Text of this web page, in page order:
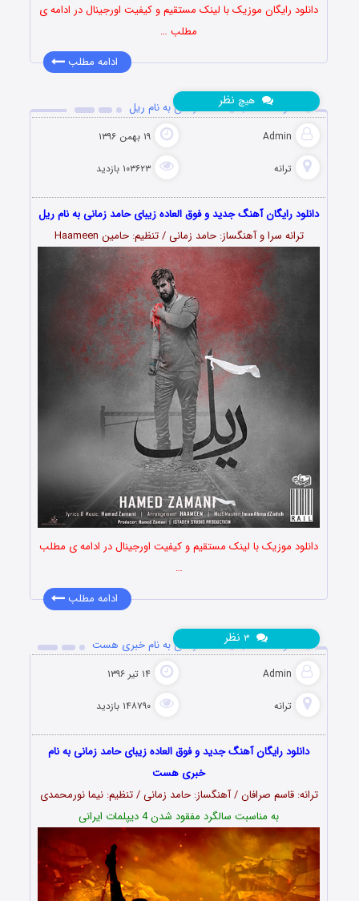
دانلود رایگان موزیک با لینک مستقیم و کیفیت اورجینال در ادامه ی
مطلب …
ادامه مطلب
دانلود آهنگ جدید حامد زمانی به نام ریل
Admin ۱۹ بهمن ۱۳۹۶
ترانه ۱۰۳۶۲۳ بازدید
هیچ نظر
دانلود رایگان آهنگ جدید و فوق العاده زیبای حامد زمانی به نام ریل
ترانه سرا و آهنگساز: حامد زمانی / تنظیم: حامین Haameen
دانلود موزیک با لینک مستقیم و کیفیت اورجینال در ادامه ی مطلب
…
ادامه مطلب
دانلود آهنگ جدید حامد زمانی به نام خبری هست
Admin ۱۴ تیر ۱۳۹۶
ترانه ۱۴۸۷۹۰ بازدید
نظر
دانلود رایگان آهنگ جدید و فوق العاده زیبای حامد زمانی به نام
خبری هست
ترانه: قاسم صرافان / آهنگساز: حامد زمانی / تنظیم: نیما نورمحمدی
به مناسبت سالگرد مفقود شدن 4 دیپلمات ایرانی